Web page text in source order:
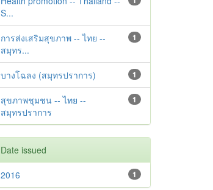
S...
1
การส่งเสริมสุขภาพ -- ไทย --
สมุทร...
1
บางโฉลง (สมุทรปราการ)
1
สุขภาพชุมชน -- ไทย --
สมุทรปราการ
Date issued
1
2016